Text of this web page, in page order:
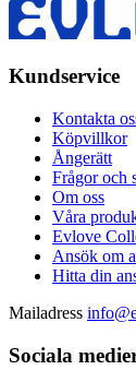
Kundservice
Kontakta
Köpvillkor
Ångerätt
Frågor och
Om oss
Våra
Evlove
Ansök om
Hitta din
Mailadress
Sociala